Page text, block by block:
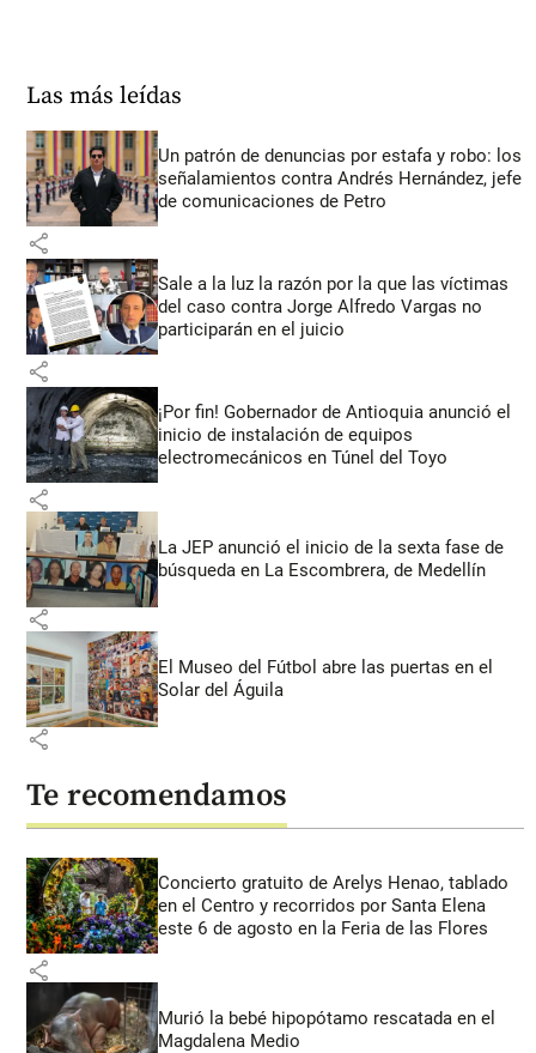
Las más leídas
Un patrón de denuncias por estafa y robo: los
señalamientos contra Andrés Hernández, jefe
de comunicaciones de Petro
share
Sale a la luz la razón por la que las víctimas
del caso contra Jorge Alfredo Vargas no
participarán en el juicio
share
¡Por fin! Gobernador de Antioquia anunció el
inicio de instalación de equipos
electromecánicos en Túnel del Toyo
share
La JEP anunció el inicio de la sexta fase de
búsqueda en La Escombrera, de Medellín
share
El Museo del Fútbol abre las puertas en el
Solar del Águila
share
Te recomendamos
Concierto gratuito de Arelys Henao, tablado
en el Centro y recorridos por Santa Elena
este 6 de agosto en la Feria de las Flores
share
Murió la bebé hipopótamo rescatada en el
Magdalena Medio